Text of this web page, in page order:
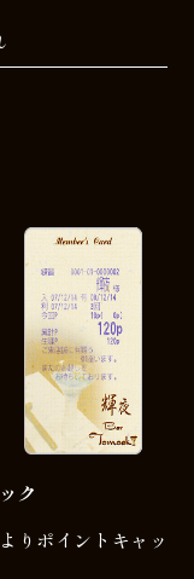
ク
りポイントキャッ